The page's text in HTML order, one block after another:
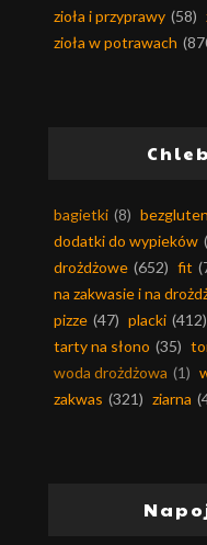
zioła i przyprawy (58)
zioła w potrawach
bagietki (8)
dodatki do wypieków
drożdżowe (652) fit
na zakwasie i na
pizze (47) placki (412)
tarty na słono (35)
woda drożdżowa (1)
zakwas (321) ziarna